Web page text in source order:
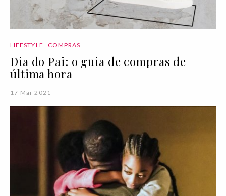
LIFESTYLE COMPRAS
Dia do Pai: o guia de compras de
última hora
17 Mar 2021